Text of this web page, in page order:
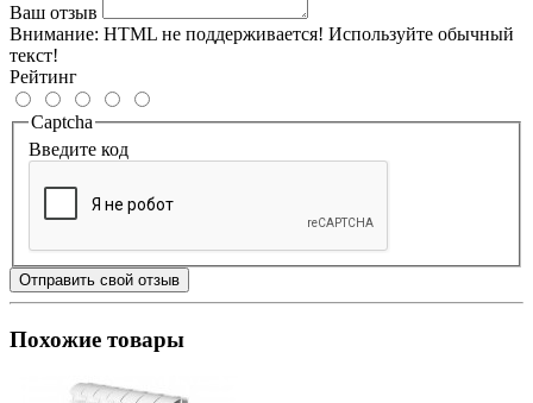
Ваш отзыв
Внимание: HTML не поддерживается! Используйте обычный
текст!
Рейтинг
Captcha
Введите код
Отправить свой отзыв
Похожие товары